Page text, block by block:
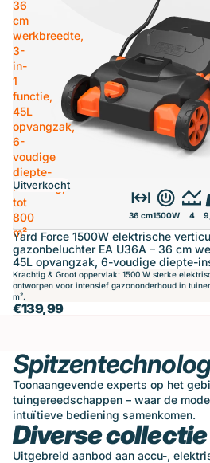
36
cm
werkbreedte,
3-
in-
1
functie,
45L
opvangzak,
6-
voudige
diepte-
instelling,
tot
800
m²
Uitverkocht
36 cm1500W 4
Yard Force 1500W elektrische
gazonbeluchter EA U36A – 36 cm
45L opvangzak, 6-voudige diepte-
Krachtig & Groot oppervlak: 1500 W sterke
ontworpen voor intensief gazononderhoud in
m².
€139,99
Toonaangevende experts op het
tuingereedschappen – waar de
intuïtieve bediening samenkomen.
Diverse collectie
Uitgebreid aanbod aan accu-,